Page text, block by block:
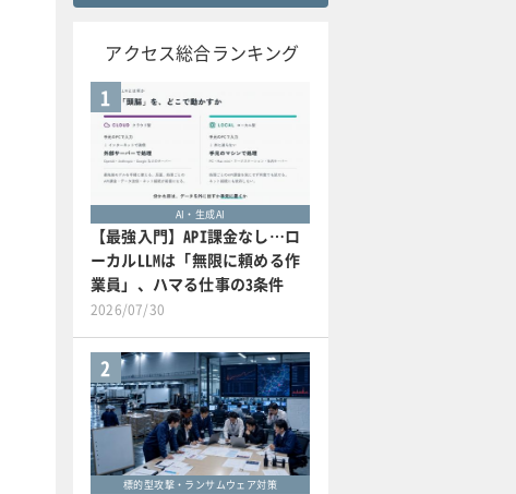
アクセス総合ランキング
1
AI・生成AI
【最強入門】API課金なし…ロ
ーカルLLMは「無限に頼める作
業員」、ハマる仕事の3条件
2026/07/30
2
標的型攻撃・ランサムウェア対策